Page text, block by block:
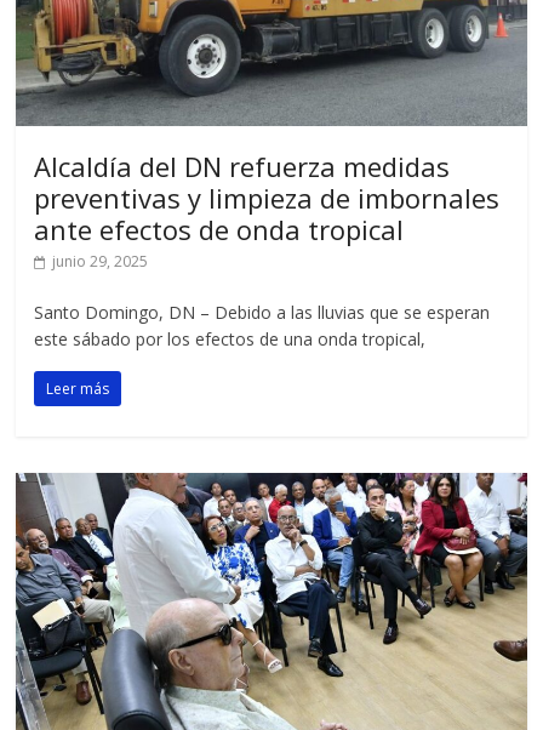
Alcaldía del DN refuerza medidas
preventivas y limpieza de imbornales
ante efectos de onda tropical
junio 29, 2025
Santo Domingo, DN – Debido a las lluvias que se esperan
este sábado por los efectos de una onda tropical,
Leer más